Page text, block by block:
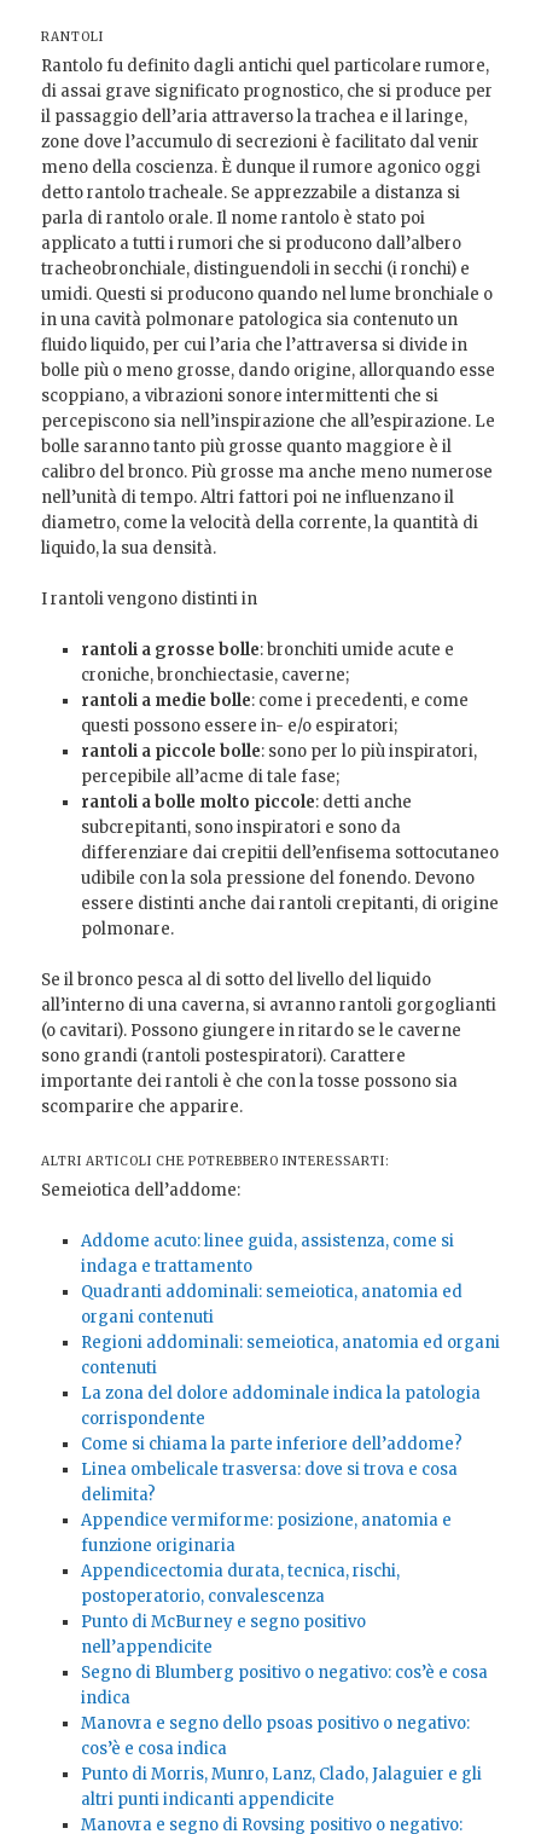
RANTOLI
Rantolo fu definito dagli antichi quel particolare rumore,
di assai grave significato prognostico, che si produce per
il passaggio dell’aria attraverso la trachea e il laringe,
zone dove l’accumulo di secrezioni è facilitato dal venir
meno della coscienza. È dunque il rumore agonico oggi
detto rantolo tracheale. Se apprezzabile a distanza si
parla di rantolo orale. Il nome rantolo è stato poi
applicato a tutti i rumori che si producono dall’albero
tracheobronchiale, distinguendoli in secchi (i ronchi) e
umidi. Questi si producono quando nel lume bronchiale o
in una cavità polmonare patologica sia contenuto un
fluido liquido, per cui l’aria che l’attraversa si divide in
bolle più o meno grosse, dando origine, allorquando esse
scoppiano, a vibrazioni sonore intermittenti che si
percepiscono sia nell’inspirazione che all’espirazione. Le
bolle saranno tanto più grosse quanto maggiore è il
calibro del bronco. Più grosse ma anche meno numerose
nell’unità di tempo. Altri fattori poi ne influenzano il
diametro, come la velocità della corrente, la quantità di
liquido, la sua densità.
I rantoli vengono distinti in
rantoli a grosse bolle: bronchiti umide acute e
croniche, bronchiectasie, caverne;
rantoli a medie bolle: come i precedenti, e come
questi possono essere in- e/o espiratori;
rantoli a piccole bolle: sono per lo più inspiratori,
percepibile all’acme di tale fase;
rantoli a bolle molto piccole: detti anche
subcrepitanti, sono inspiratori e sono da
differenziare dai crepitii dell’enfisema sottocutaneo
udibile con la sola pressione del fonendo. Devono
essere distinti anche dai rantoli crepitanti, di origine
polmonare.
Se il bronco pesca al di sotto del livello del liquido
all’interno di una caverna, si avranno rantoli gorgoglianti
(o cavitari). Possono giungere in ritardo se le caverne
sono grandi (rantoli postespiratori). Carattere
importante dei rantoli è che con la tosse possono sia
scomparire che apparire.
ALTRI ARTICOLI CHE POTREBBERO INTERESSARTI:
Semeiotica dell’addome:
Addome acuto: linee guida, assistenza, come si
indaga e trattamento
Quadranti addominali: semeiotica, anatomia ed
organi contenuti
Regioni addominali: semeiotica, anatomia ed organi
contenuti
La zona del dolore addominale indica la patologia
corrispondente
Come si chiama la parte inferiore dell’addome?
Linea ombelicale trasversa: dove si trova e cosa
delimita?
Appendice vermiforme: posizione, anatomia e
funzione originaria
Appendicectomia durata, tecnica, rischi,
postoperatorio, convalescenza
Punto di McBurney e segno positivo
nell’appendicite
Segno di Blumberg positivo o negativo: cos’è e cosa
indica
Manovra e segno dello psoas positivo o negativo:
cos’è e cosa indica
Punto di Morris, Munro, Lanz, Clado, Jalaguier e gli
altri punti indicanti appendicite
Manovra e segno di Rovsing positivo o negativo: